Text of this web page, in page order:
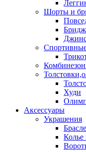
Шорты и
Худи
Аксессуары
Украшения
Колье